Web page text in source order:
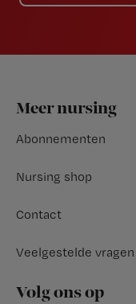
Footer
Meer nursing
Abonnementen
Nursing shop
Contact
Veelgestelde vragen
Volg ons op